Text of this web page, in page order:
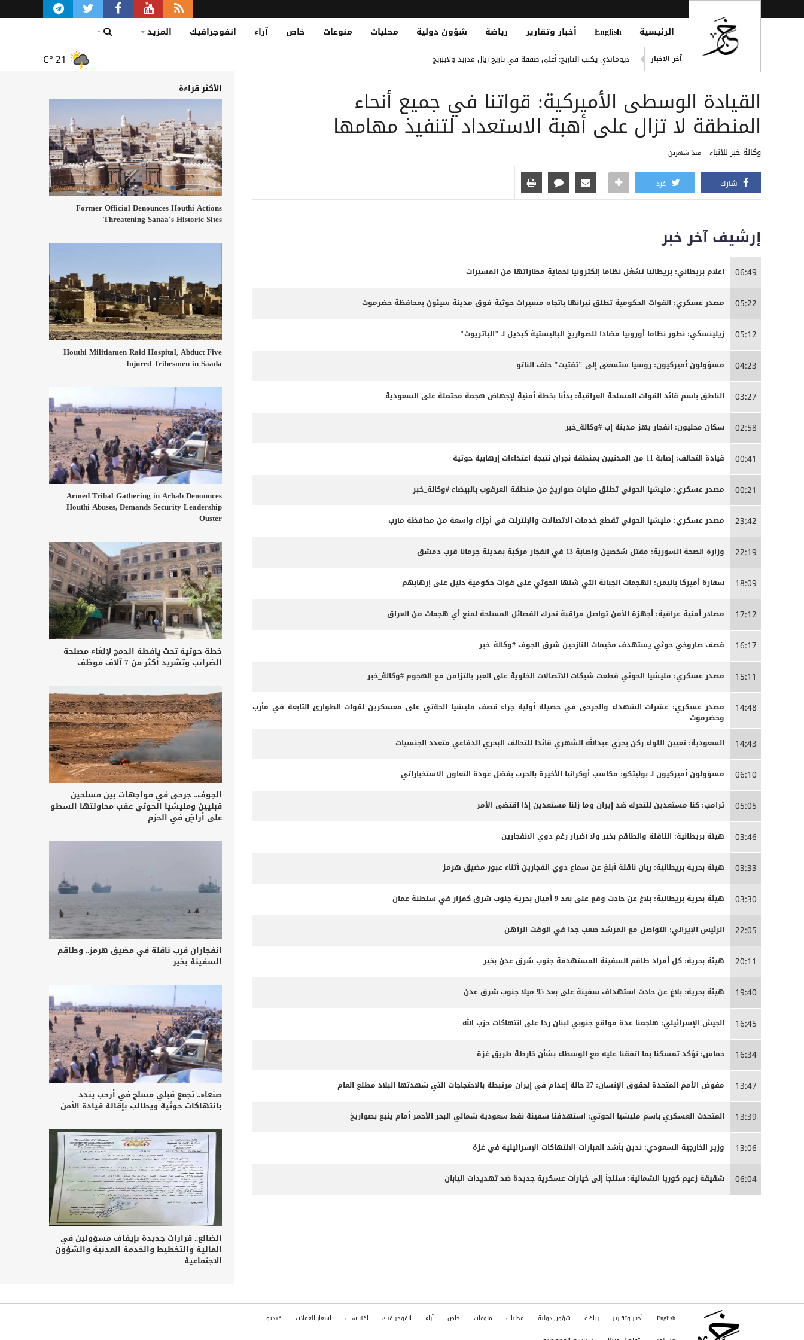
الرئيسية English أخبار وتقارير رياضة شؤون دولية محليات منوعات خاص آراء انفوجرافيك المزيد
آخر الاخبار
ديوماندي يكتب التاريخ: أغلى صفقة في تاريخ ريال مدريد ولايبزيج
انفراد| مصادر تكشف مشاركة عناصر من تنظيم القاعدة في الهجوم الحوثي على معسكر الرويك بمأرب
هيثم حسن يوقع لسيلتيك الاسكتلندي حتى 2030
التحالف: هجوم حوثي يستهدف أعياناً مدنية في نجران ويصيب 11 مدنياً بينهم امرأة وطفل
C° 21
القيادة الوسطى الأميركية: قواتنا في جميع أنحاء
المنطقة لا تزال على أهبة الاستعداد لتنفيذ مهامها
وكالة خبر للأنباء منذ شهرين
شارك غرد
إرشيف آخر خبر
06:49 إعلام بريطاني: بريطانيا تشغل نظاما إلكترونيا لحماية مطاراتها من المسيرات
05:22 مصدر عسكري: القوات الحكومية تطلق نيرانها باتجاه مسيرات حوثية فوق مدينة سيئون بمحافظة حضرموت
05:12 زيلينسكي: نطور نظاما أوروبيا مضادا للصواريخ الباليستية كبديل لـ "الباتريوت"
04:23 مسؤولون أميركيون: روسيا ستسعى إلى "تفتيت" حلف الناتو
03:27 الناطق باسم قائد القوات المسلحة العراقية: بدأنا بخطة أمنية لإجهاض هجمة محتملة على السعودية
02:58 سكان محليون: انفجار يهز مدينة إب #وكالة_خبر
00:41 قيادة التحالف: إصابة 11 من المدنيين بمنطقة نجران نتيجة اعتداءات إرهابية حوثية
00:21 مصدر عسكري: مليشيا الحوثي تطلق صليات صواريخ من منطقة العرقوب بالبيضاء #وكالة_خبر
23:42 مصدر عسكري: مليشيا الحوثي تقطع خدمات الاتصالات والإنترنت في أجزاء واسعة من محافظة مأرب
22:19 وزارة الصحة السورية: مقتل شخصين وإصابة 13 في انفجار مركبة بمدينة جرمانا قرب دمشق
18:09 سفارة أميركا باليمن: الهجمات الجبانة التي شنها الحوثي على قوات حكومية دليل على إرهابهم
17:12 مصادر أمنية عراقية: أجهزة الأمن تواصل مراقبة تحرك الفصائل المسلحة لمنع أي هجمات من العراق
16:17 قصف صاروخي حوثي يستهدف مخيمات النازحين شرق الجوف #وكالة_خبر
15:11 مصدر عسكري: مليشيا الحوثي قطعت شبكات الاتصالات الخلوية على العبر بالتزامن مع الهجوم #وكالة_خبر
14:48
مصدر عسكري: عشرات الشهداء والجرحى ‏في حصيلة أولية جراء قصف مليشيا الحةثي على معسكرين لقوات الطوارئ التابعة في مأرب
وحضرموت
14:43 السعودية: تعيين اللواء ركن بحري عبدالله الشهري قائدا للتحالف البحري الدفاعي متعدد الجنسيات
06:10 مسؤولون أميركيون لـ بوليتكو: مكاسب أوكرانيا الأخيرة بالحرب بفضل عودة التعاون الاستخباراتي
05:05 ترامب: كنا مستعدين للتحرك ضد إيران وما زلنا مستعدين إذا اقتضى الأمر
03:46 هيئة بريطانية: الناقلة والطاقم بخير ولا أضرار رغم دوي الانفجارين
03:33 هيئة بحرية بريطانية: ربان ناقلة أبلغ عن سماع دوي انفجارين أثناء عبور مضيق هرمز
03:30 هيئة بحرية بريطانية: بلاغ عن حادث وقع على بعد 9 أميال بحرية جنوب شرق كمزار في سلطنة عمان
22:05 الرئيس الإيراني: التواصل مع المرشد صعب جدا في الوقت الراهن
20:11 هيئة بحرية: كل أفراد طاقم السفينة المستهدفة جنوب شرق عدن بخير
19:40 هيئة بحرية: بلاغ عن حادث استهداف سفينة على بعد 95 ميلا جنوب شرق عدن
16:45 الجيش الإسرائيلي: هاجمنا عدة مواقع جنوبي لبنان ردا على انتهاكات حزب الله
16:34 حماس: نؤكد تمسكنا بما اتفقنا عليه مع الوسطاء بشأن خارطة طريق غزة
13:47 مفوض الأمم المتحدة لحقوق الإنسان: 27 حالة إعدام في إيران مرتبطة بالاحتجاجات التي شهدتها البلاد مطلع العام
13:39 المتحدث العسكري باسم مليشيا الحوثي: استهدفنا سفينة نفط سعودية شمالي البحر الأحمر أمام ينبع بصواريخ
13:06 وزير الخارجية السعودي: ندين بأشد العبارات الانتهاكات الإسرائيلية في غزة
06:04 شقيقة زعيم كوريا الشمالية: سنلجأ إلى خيارات عسكرية جديدة ضد تهديدات اليابان
الأكثر قراءة
Former Official Denounces Houthi Actions
Threatening Sanaa's Historic Sites
Houthi Militiamen Raid Hospital, Abduct Five
Injured Tribesmen in Saada
Armed Tribal Gathering in Arhab Denounces
Houthi Abuses, Demands Security Leadership
Ouster
خطة حوثية تحت يافطة الدمج لإلغاء مصلحة
الضرائب وتشريد أكثر من 7 آلاف موظف
الجوف.. جرحى في مواجهات بين مسلحين
قبليين ومليشيا الحوثي عقب محاولتها السطو
على أراضٍ في الحزم
انفجاران قرب ناقلة في مضيق هرمز.. وطاقم
السفينة بخير
صنعاء.. تجمع قبلي مسلح في أرحب يندد
بانتهاكات حوثية ويطالب بإقالة قيادة الأمن
الضالع.. قرارات جديدة بإيقاف مسؤولين في
المالية والتخطيط والخدمة المدنية والشؤون
الاجتماعية
English أخبار وتقارير رياضة شؤون دولية محليات منوعات خاص آراء انفوجرافيك اقتباسات اسعار العملات فيديو